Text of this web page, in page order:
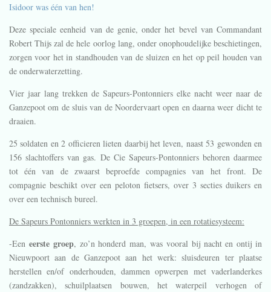
Isidoor was één van hen!
Deze speciale eenheid van de genie, onder het bevel van Commandant
Robert Thijs zal de hele oorlog lang, onder onophoudelijke beschietingen,
zorgen voor het in standhouden van de sluizen en het op peil houden van
de onderwaterzetting.
Vier jaar lang trekken de Sapeurs-Pontonniers elke nacht weer naar de
Ganzepoot om de sluis van de Noordervaart open en daarna weer dicht te
draaien.
25 soldaten en 2 officieren lieten daarbij het leven, naast 53 gewonden en
156 slachtoffers van gas. De Cie Sapeurs-Pontonniers behoren daarmee
tot één van de zwaarst beproefde compagnies van het front. De
compagnie beschikt over een peloton fietsers, over 3 secties duikers en
over een technisch bureel.
De Sapeurs Pontonniers werkten in 3 groepen, in een rotatiesysteem:
-Een eerste groep, zo’n honderd man, was vooral bij nacht en ontij in
Nieuwpoort aan de Ganzepoot aan het werk: sluisdeuren ter plaatse
herstellen en/of onderhouden, dammen opwerpen met vaderlanderkes
(zandzakken), schuilplaatsen bouwen, het waterpeil verhogen of